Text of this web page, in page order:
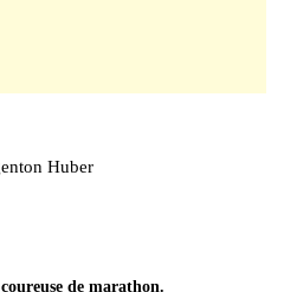
Huber
de marathon.